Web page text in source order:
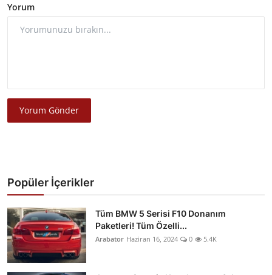
Yorum
Yorum Gönder
Popüler İçerikler
Tüm BMW 5 Serisi F10 Donanım
Paketleri! Tüm Özelli...
Arabator Haziran 16, 2024 0 5.4K